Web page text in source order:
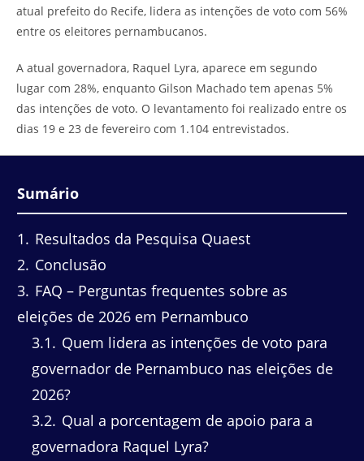
atual prefeito do Recife, lidera as intenções de voto com 56%
entre os eleitores pernambucanos.
A atual governadora, Raquel Lyra, aparece em segundo
lugar com 28%, enquanto Gilson Machado tem apenas 5%
das intenções de voto. O levantamento foi realizado entre os
dias 19 e 23 de fevereiro com 1.104 entrevistados.
Sumário
1
Resultados da Pesquisa Quaest
2 Conclusão
3 FAQ – Perguntas frequentes sobre as
eleições de 2026 em Pernambuco
3.1
Quem lidera as intenções de voto para
governador de Pernambuco nas eleições de
2026?
3.2 Qual a porcentagem de apoio para a
governadora Raquel Lyra?